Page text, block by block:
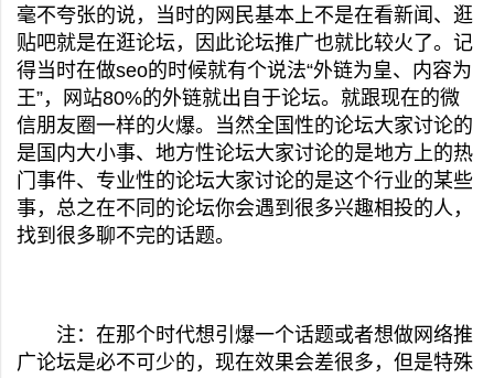
毫不夸张的说，当时的网民基本上不是在看新闻、逛
贴吧就是在逛论坛，因此论坛推广也就比较火了。记
得当时在做seo的时候就有个说法“外链为皇、内容为
王”，网站80%的外链就出自于论坛。就跟现在的微
信朋友圈一样的火爆。当然全国性的论坛大家讨论的
是国内大小事、地方性论坛大家讨论的是地方上的热
门事件、专业性的论坛大家讨论的是这个行业的某些
事，总之在不同的论坛你会遇到很多兴趣相投的人，
找到很多聊不完的话题。
注：在那个时代想引爆一个话题或者想做网络推
广论坛是必不可少的，现在效果会差很多，但是特殊